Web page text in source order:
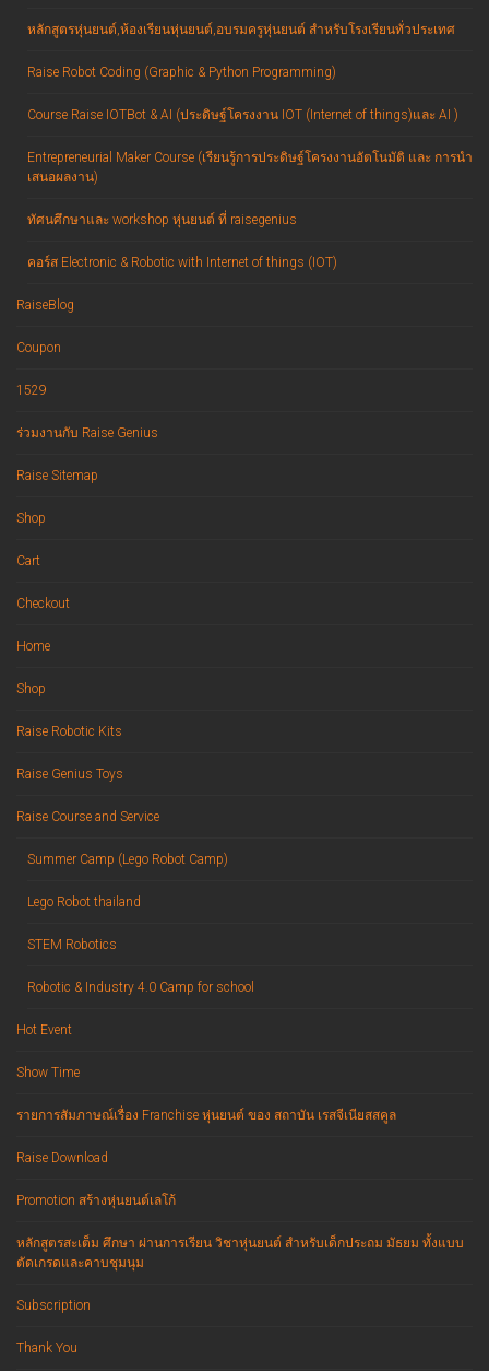
หลักสูตรหุ่นยนต์,ห้องเรียนหุ่นยนต์,อบรมครูหุ่นยนต์ สำหรับโรงเรียนทั่วประเทศ
Raise Robot Coding (Graphic & Python Programming)
Course Raise IOTBot & AI (ประดิษฐ์โครงงาน IOT (Internet of things)และ AI )
Entrepreneurial Maker Course (เรียนรู้การประดิษฐ์โครงงานอัตโนมัติ และ การนำ
เสนอผลงาน)
ทัศนศึกษาและ workshop หุ่นยนต์ ที่ raisegenius
คอร์ส Electronic & Robotic with Internet of things (IOT)
RaiseBlog
Coupon
1529
ร่วมงานกับ Raise Genius
Raise Sitemap
Shop
Cart
Checkout
Home
Shop
Raise Robotic Kits
Raise Genius Toys
Raise Course and Service
Summer Camp (Lego Robot Camp)
Lego Robot thailand
STEM Robotics
Robotic & Industry 4.0 Camp for school
Hot Event
Show Time
รายการสัมภาษณ์เรื่อง Franchise หุ่นยนต์ ของ สถาบัน เรสจีเนียสสคูล
Raise Download
Promotion สร้างหุ่นยนต์เลโก้
หลักสูตรสะเต็ม ศึกษา ผ่านการเรียน วิชาหุ่นยนต์ สำหรับเด็กประถม มัธยม ทั้งแบบ
ตัดเกรดและคาบชุมนุม
Subscription
Thank You